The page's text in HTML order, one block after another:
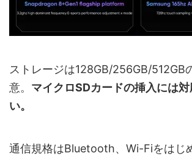
ストレージは128GB/256GB/512GB
意。 マイクロSDカードの挿入には
い。
通信規格はBluetooth、Wi-Fiをはじ